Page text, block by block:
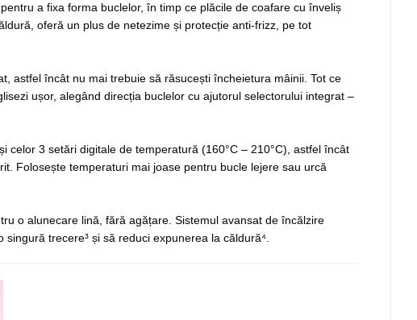
a fixa forma buclelor, în timp ce plăcile de coafare cu înveliș
oferă un plus de netezime și protecție anti-frizz, pe tot
astfel încât nu mai trebuie să răsucești încheietura mâinii. Tot ce
ușor, alegând direcția buclelor cu ajutorul selectorului integrat –
3 setări digitale de temperatură (160°C – 210°C), astfel încât
Folosește temperaturi mai joase pentru bucle lejere sau urcă
o alunecare lină, fără agățare. Sistemul avansat de încălzire
trecere³ și să reduci expunerea la căldură⁴.